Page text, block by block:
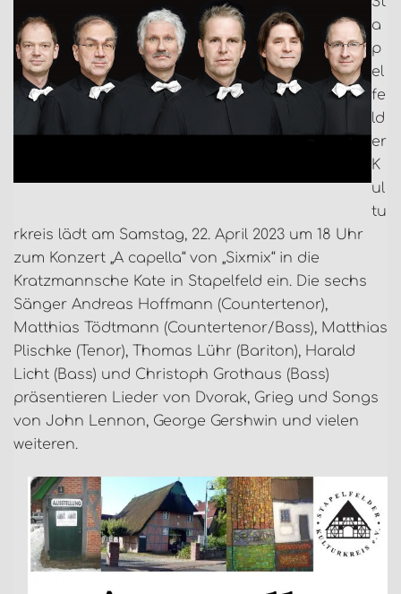
a
p
el
fe
ld
er
K
ul
tu
rkreis lädt am Samstag, 22. April 2023 um 18 Uhr
zum Konzert „A capella“ von „Sixmix“ in die
Kratzmannsche Kate in Stapelfeld ein. Die sechs
Sänger Andreas Hoffmann (Countertenor),
Matthias Tödtmann (Countertenor/Bass), Matthias
Plischke (Tenor), Thomas Lühr (Bariton), Harald
Licht (Bass) und Christoph Grothaus (Bass)
präsentieren Lieder von Dvorak, Grieg und Songs
von John Lennon, George Gershwin und vielen
weiteren.